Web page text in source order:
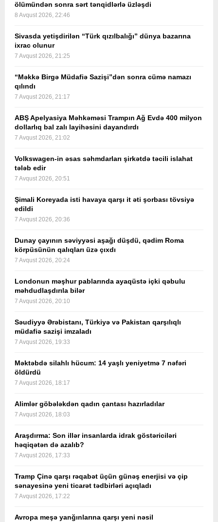
ölümündən sonra sərt tənqidlərlə üzləşdi
8 Avqust 2026, 22:46
Sivasda yetişdirilən “Türk qızılbalığı” dünya bazarına
ixrac olunur
7 Avqust 2026, 21:25
“Məkkə Birgə Müdafiə Sazişi”dən sonra cümə namazı
qılındı
7 Avqust 2026, 21:17
ABŞ Apelyasiya Məhkəməsi Trampın Ağ Evdə 400 milyon
dollarlıq bal zalı layihəsini dayandırdı
7 Avqust 2026, 21:02
Volkswagen-in əsas səhmdarları şirkətdə təcili islahat
tələb edir
7 Avqust 2026, 20:51
Şimali Koreyada isti havaya qarşı it əti şorbası tövsiyə
edildi
7 Avqust 2026, 20:36
Dunay çayının səviyyəsi aşağı düşdü, qədim Roma
körpüsünün qalıqları üzə çıxdı
7 Avqust 2026, 20:24
Londonun məşhur pablarında ayaqüstə içki qəbulu
məhdudlaşdırıla bilər
7 Avqust 2026, 20:10
Səudiyyə Ərəbistanı, Türkiyə və Pakistan qarşılıqlı
müdafiə sazişi imzaladı
7 Avqust 2026, 19:33
Məktəbdə silahlı hücum: 14 yaşlı yeniyetmə 7 nəfəri
öldürdü
7 Avqust 2026, 18:17
Alimlər göbələkdən qadın çantası hazırladılar
7 Avqust 2026, 18:03
Araşdırma: Son illər insanlarda idrak göstəriciləri
həqiqətən də azalıb?
7 Avqust 2026, 17:33
Tramp Çinə qarşı rəqabət üçün günəş enerjisi və çip
sənayesinə yeni ticarət tədbirləri açıqladı
7 Avqust 2026, 17:22
Avropa meşə yanğınlarına qarşı yeni nəsil